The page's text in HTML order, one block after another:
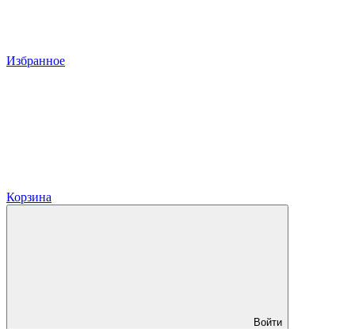
Избранное
Корзина
Войти